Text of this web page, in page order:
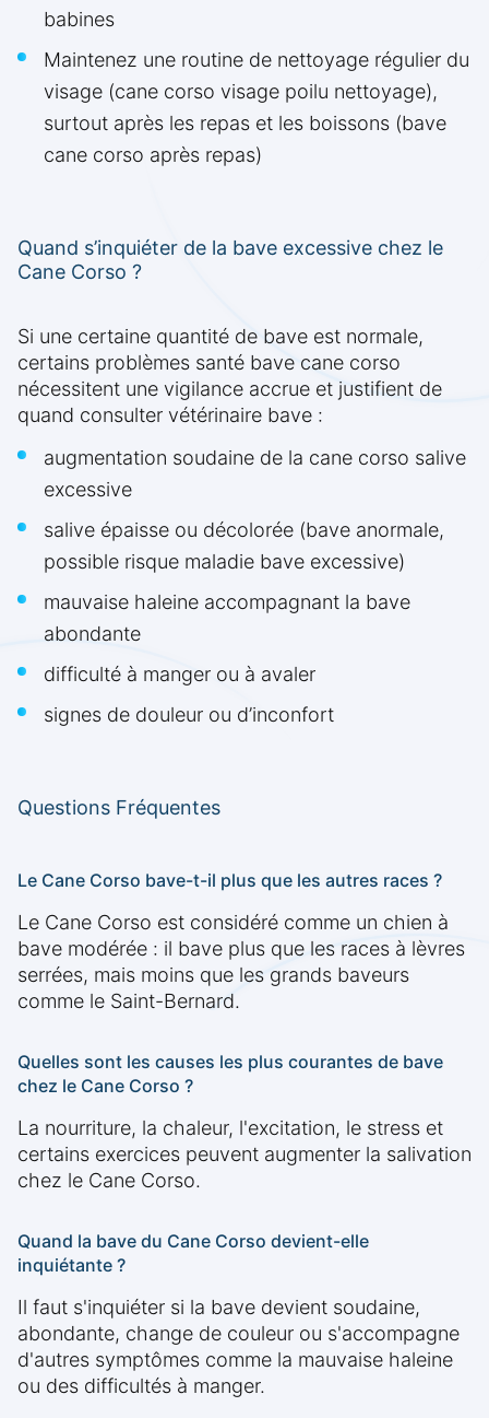
babines
Maintenez une routine de nettoyage régulier du
visage (cane corso visage poilu nettoyage),
surtout après les repas et les boissons (bave
cane corso après repas)
Quand s’inquiéter de la bave excessive chez le
Cane Corso ?
Si une certaine quantité de bave est normale,
certains problèmes santé bave cane corso
nécessitent une vigilance accrue et justifient de
quand consulter vétérinaire bave :
augmentation soudaine de la cane corso salive
excessive
salive épaisse ou décolorée (bave anormale,
possible risque maladie bave excessive)
mauvaise haleine accompagnant la bave
abondante
difficulté à manger ou à avaler
signes de douleur ou d’inconfort
Questions Fréquentes
Le Cane Corso bave-t-il plus que les autres races ?
Le Cane Corso est considéré comme un chien à
bave modérée : il bave plus que les races à lèvres
serrées, mais moins que les grands baveurs
comme le Saint-Bernard.
Quelles sont les causes les plus courantes de bave
chez le Cane Corso ?
La nourriture, la chaleur, l'excitation, le stress et
certains exercices peuvent augmenter la salivation
chez le Cane Corso.
Quand la bave du Cane Corso devient-elle
inquiétante ?
Il faut s'inquiéter si la bave devient soudaine,
abondante, change de couleur ou s'accompagne
d'autres symptômes comme la mauvaise haleine
ou des difficultés à manger.